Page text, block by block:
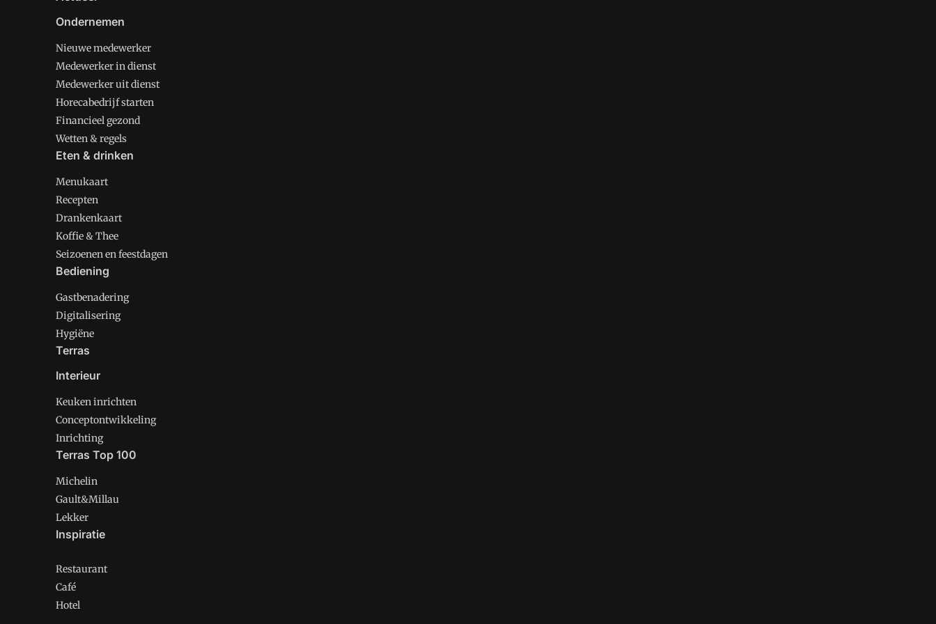
Ondernemen
Nieuwe medewerker
Medewerker in dienst
Medewerker uit dienst
Horecabedrijf starten
Financieel gezond
Wetten & regels
Eten & drinken
Menukaart
Recepten
Drankenkaart
Koffie & Thee
Seizoenen en feestdagen
Bediening
Gastbenadering
Digitalisering
Hygiëne
Terras
Interieur
Keuken inrichten
Conceptontwikkeling
Inrichting
Terras Top 100
Michelin
Gault&Millau
Lekker
Inspiratie
Restaurant
Café
Hotel